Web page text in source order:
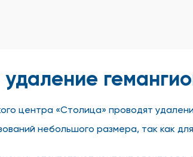
удаление
центра «Столица» проводят
небольшого размера, так как